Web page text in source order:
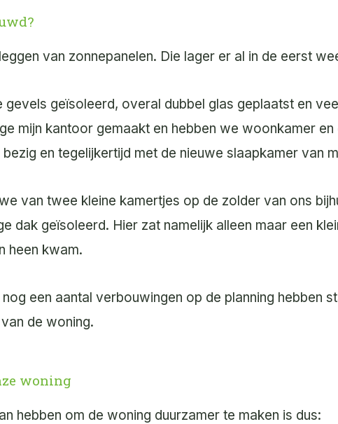
van zonnepanelen. Die lager er al in de eerst
gevels geïsoleerd, overal dubbel glas geplaatst en
mijn kantoor gemaakt en hebben we woonkamer
en tegelijkertijd met de nieuwe slaapkamer van
van twee kleine kamertjes op de zolder van ons
dak geïsoleerd. Hier zat namelijk alleen maar een
heen kwam.
een aantal verbouwingen op de planning hebben
de woning.
woning
hebben om de woning duurzamer te maken is dus: